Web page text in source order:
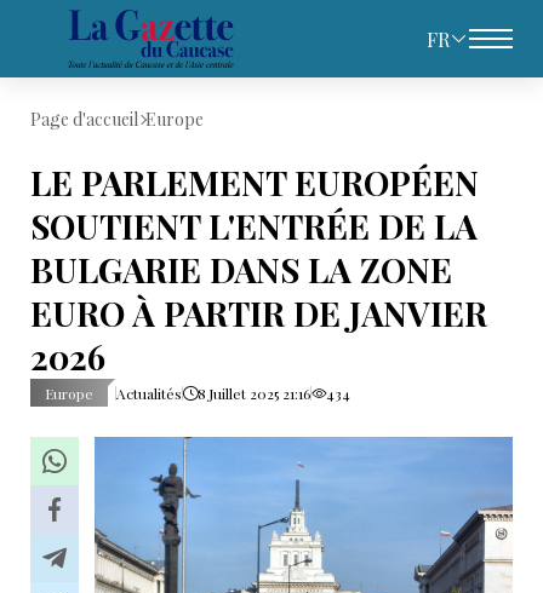
FR
Page d'accueil Europe
LE PARLEMENT EUROPÉEN
SOUTIENT L'ENTRÉE DE LA
BULGARIE DANS LA ZONE
EURO À PARTIR DE JANVIER
2026
Europe Actualités 8 Juillet 2025 21:16 434